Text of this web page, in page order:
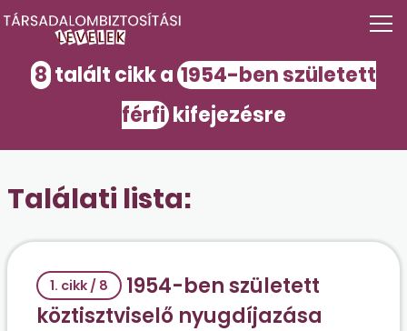
8 talált cikk a 1954-ben született
férfikifejezésre
Találati lista:
1. cikk / 8
1954-ben született
köztisztviselő nyugdíjazása